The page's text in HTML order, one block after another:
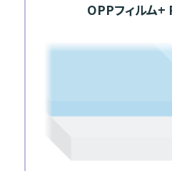
OPPフィルム+